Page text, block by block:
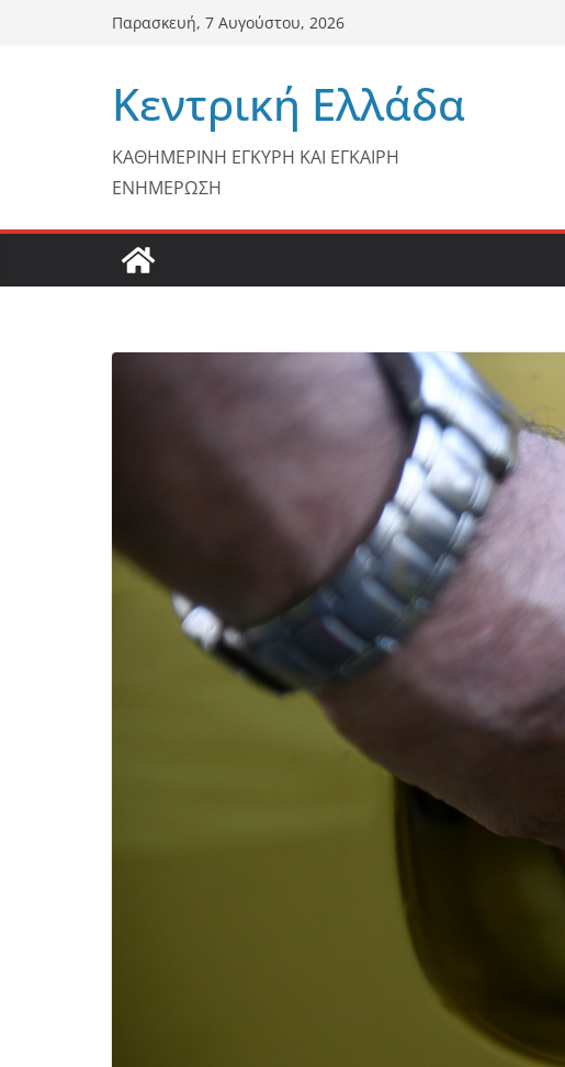
Παρασκευή, 7 Αυγούστου, 2026
Κεντρική Ελλάδα
ΚΑΘΗΜΕΡΙΝΗ ΕΓΚΥΡΗ ΚΑΙ ΕΓΚΑΙΡΗ
ΕΝΗΜΕΡΩΣΗ